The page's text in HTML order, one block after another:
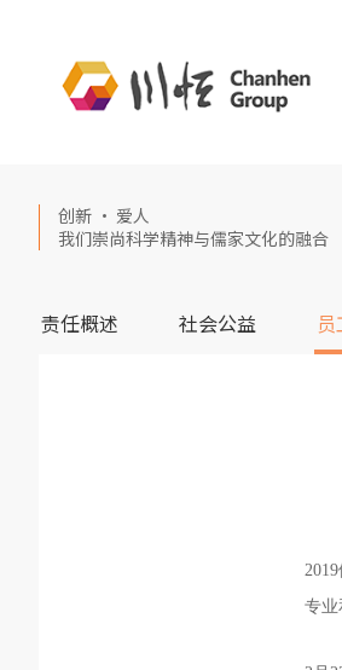
创新 · 爱人
我们崇尚科学精神与儒家文化的融合
责任概述 社会公益
专业